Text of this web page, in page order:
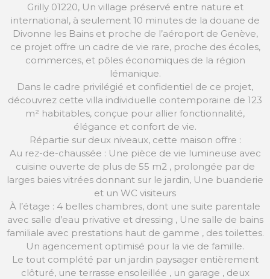
Grilly 01220, Un village préservé entre nature et
international, à seulement 10 minutes de la douane de
Divonne les Bains et proche de l’aéroport de Genève,
ce projet offre un cadre de vie rare, proche des écoles,
commerces, et pôles économiques de la région
lémanique.
Dans le cadre privilégié et confidentiel de ce projet,
découvrez cette villa individuelle contemporaine de 123
m² habitables, conçue pour allier fonctionnalité,
élégance et confort de vie.
Répartie sur deux niveaux, cette maison offre :
Au rez-de-chaussée : Une pièce de vie lumineuse avec
cuisine ouverte de plus de 55 m2 , prolongée par de
larges baies vitrées donnant sur le jardin, Une buanderie
et un WC visiteurs
À l’étage : 4 belles chambres, dont une suite parentale
avec salle d’eau privative et dressing , Une salle de bains
familiale avec prestations haut de gamme , des toilettes.
Un agencement optimisé pour la vie de famille.
Le tout complété par un jardin paysager entièrement
clôturé, une terrasse ensoleillée , un garage , deux